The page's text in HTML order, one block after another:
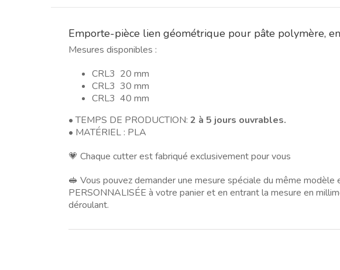
Emporte-pièce lien géométrique pour pâte polymère,
Mesures disponibles :
CRL3 20 mm
CRL3 30 mm
CRL3 40 mm
• TEMPS DE PRODUCTION: 2 à 5 jours ouvrables.
• MATÉRIEL : PLA
💗 Chaque cutter est fabriqué exclusivement pour vous
🥪 Vous pouvez demander une mesure spéciale du même modèle
PERSONNALISÉE à votre panier et en entrant la mesure en
déroulant.